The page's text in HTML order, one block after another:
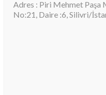
Adres : Piri Mehmet Paşa
No:21, Daire :6, Silivri/